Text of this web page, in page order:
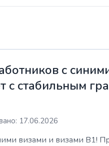
с
с стабильным
17.06.2026
визами и визами B1!